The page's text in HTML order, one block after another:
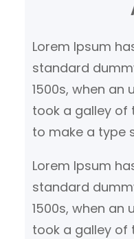
Lorem Ipsum
standard
1500s, when
took a galley of
to make a type
Lorem Ipsum
standard
1500s, when
took a galley of